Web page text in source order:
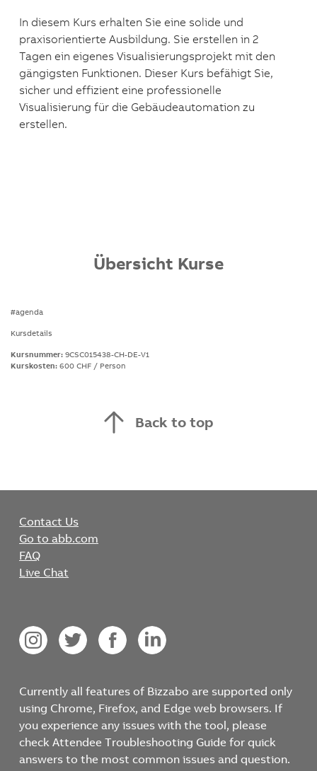
In diesem Kurs erhalten Sie eine solide und
praxisorientierte Ausbildung. Sie erstellen in 2
Tagen ein eigenes Visualisierungsprojekt mit den
gängigsten Funktionen. Dieser Kurs befähigt Sie,
sicher und effizient eine professionelle
Visualisierung für die Gebäudeautomation zu
erstellen.
Übersicht Kurse
#agenda
Kursdetails
Kursnummer: 9CSC015438-CH-DE-V1
Kurskosten: 600 CHF / Person
Back to top
Contact Us
Go to abb.com
FAQ
Live Chat
Currently all features of Bizzabo are supported only
using Chrome, Firefox, and Edge web browsers. If
you experience any issues with the tool, please
check Attendee Troubleshooting Guide for quick
answers to the most common issues and question.